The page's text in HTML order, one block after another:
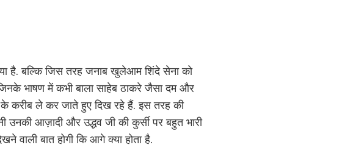
है. बल्कि जिस तरह जनाब खुलेआम शिंदे सेना को
भाषण में कभी बाला साहेब ठाकरे जैसा दम और
करीब ले कर जाते हुए दिख रहे हैं. इस तरह की
आज़ादी और उद्धव जी की कुर्सी पर बहुत भारी
वाली बात होगी कि आगे क्या होता है.